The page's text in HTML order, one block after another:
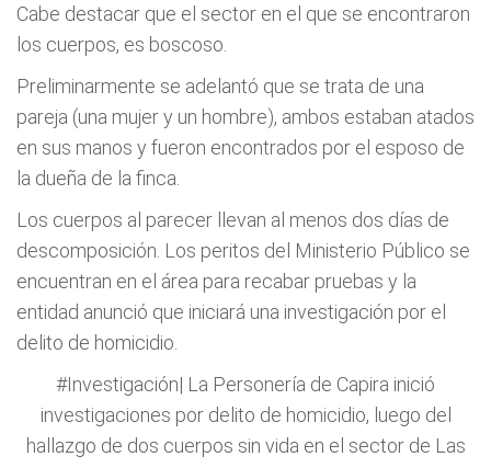
Cabe destacar que el sector en el que se encontraron
los cuerpos, es boscoso.
Preliminarmente se adelantó que se trata de una
pareja (una mujer y un hombre), ambos estaban atados
en sus manos y fueron encontrados por el esposo de
la dueña de la finca.
Los cuerpos al parecer llevan al menos dos días de
descomposición. Los peritos del Ministerio Público se
encuentran en el área para recabar pruebas y la
entidad anunció que iniciará una investigación por el
delito de homicidio.
#Investigación| La Personería de Capira inició
investigaciones por delito de homicidio, luego del
hallazgo de dos cuerpos sin vida en el sector de Las